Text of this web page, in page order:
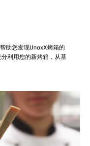
助您发现UnoxX烤箱的
利用您的新烤箱，从基